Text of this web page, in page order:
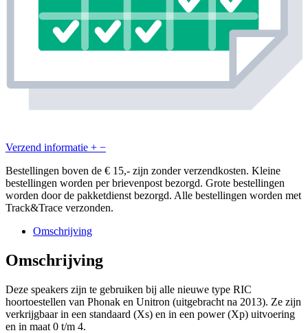
Verzend informatie + −
Bestellingen boven de € 15,- zijn zonder verzendkosten. Kleine
bestellingen worden per brievenpost bezorgd. Grote bestellingen
worden door de pakketdienst bezorgd. Alle bestellingen worden met
Track&Trace verzonden.
Omschrijving
Omschrijving
Deze speakers zijn te gebruiken bij alle nieuwe type RIC
hoortoestellen van Phonak en Unitron (uitgebracht na 2013). Ze zijn
verkrijgbaar in een standaard (Xs) en in een power (Xp) uitvoering
en in maat 0 t/m 4.